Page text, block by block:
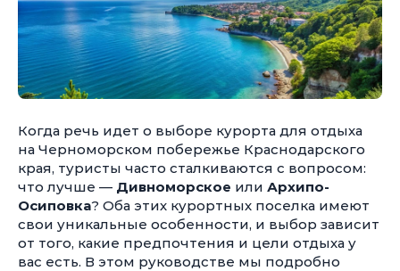
Когда речь идет о выборе курорта для отдыха
на Черноморском побережье Краснодарского
края, туристы часто сталкиваются с вопросом:
что лучше — Дивноморское или Архипо-
Осиповка? Оба этих курортных поселка имеют
свои уникальные особенности, и выбор зависит
от того, какие предпочтения и цели отдыха у
вас есть. В этом руководстве мы подробно